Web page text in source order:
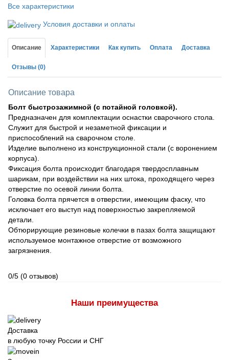
Все характеристики
Условия доставки и оплаты
Описание Характеристики Как купить Оплата Доставка
Отзывы (0)
Описание товара
Болт быстрозажимной (с потайной головкой).
Предназначен для комплектации оснастки сварочного стола.
Служит для быстрой и незаметной фиксации и
приспособлений на сварочном столе.
Изделие выполнено из конструкционной стали (с воронением
корпуса).
Фиксация болта происходит благодаря твердосплавным
шарикам, при воздействии на них штока, проходящего через
отверстие по осевой линии болта.
Головка болта прячется в отверстии, имеющим фаску, что
исключает его выступ над поверхностью закрепляемой
детали.
Обтюрирующие резиновые колечки в пазах болта защищают
используемое монтажное отверстие от возможного
загрязнения.
0/5 (0 отзывов)
Наши преимущества
Доставка
в любую точку России и СНГ